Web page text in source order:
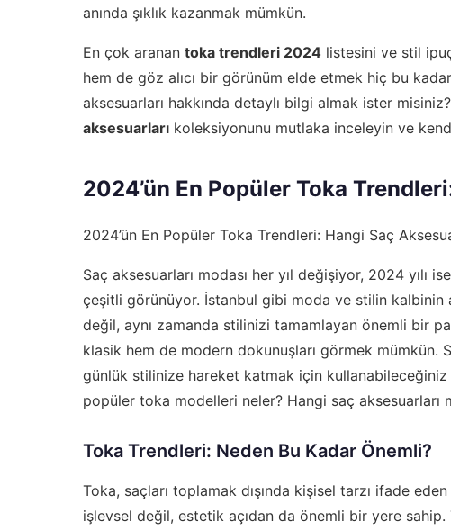
anında şıklık kazanmak mümkün.
En çok aranan toka trendleri 2024 listesini ve stil
hem de göz alıcı bir görünüm elde etmek hiç bu
aksesuarları hakkında detaylı bilgi almak ister
aksesuarları koleksiyonunu mutlaka inceleyin ve
2024’ün En Popüler Toka
2024’ün En Popüler Toka Trendleri: Hangi Saç
Saç aksesuarları modası her yıl değişiyor, 2024 yılı
çeşitli görünüyor. İstanbul gibi moda ve stilin kalbinin
değil, aynı zamanda stilinizi tamamlayan önemli bir
klasik hem de modern dokunuşları görmek mümkün.
günlük stilinize hareket katmak için kullanabileceğiniz
popüler toka modelleri neler? Hangi saç
Toka Trendleri: Neden Bu Kadar Önemli?
Toka, saçları toplamak dışında kişisel tarzı ifade
işlevsel değil, estetik açıdan da önemli bir yere